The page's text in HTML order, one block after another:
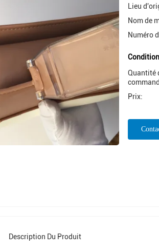
Lieu
Nom de
Numéro
Quantité
Prix:
Description Du Produit